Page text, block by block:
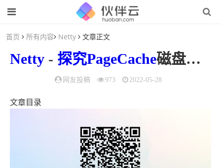
首页 所有内容 Netty 文章正文
Netty - 探究PageCache磁盘高速缓存
网友投稿 973 2022-05-28
文章目录